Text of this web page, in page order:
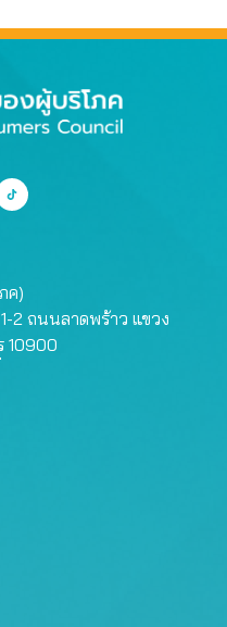
ค)
2 ถนนลาดพร้าว แขวง
10900